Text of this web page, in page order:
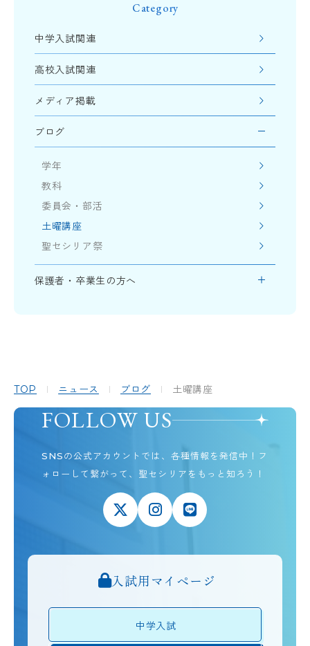
Category
中学入試関連
高校入試関連
メディア掲載
ブログ
学年
教科
委員会・部活
土曜講座
聖セシリア祭
保護者・卒業生の方へ
TOP ニュース ブログ 土曜講座
FOLLOW US
SNSの公式アカウントでは、各種情報を発信中！ フ
ォローして繋がって、聖セシリアをもっと知ろう！
入試用マイページ
中学入試